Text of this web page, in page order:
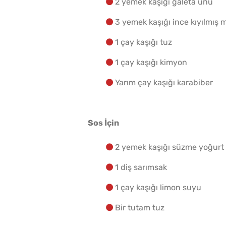
3 yemek kaşığı ince kıyılmış
1 çay kaşığı tuz
1 çay kaşığı kimyon
Yarım çay kaşığı karabiber
Sos İçin
2 yemek kaşığı süzme yoğurt
1 diş sarımsak
1 çay kaşığı limon suyu
Bir tutam tuz